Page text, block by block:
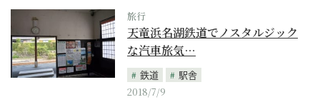
旅行
天竜浜名湖鉄道でノスタルジック
な汽車旅気…
鉄道
駅舎
2018/7/9